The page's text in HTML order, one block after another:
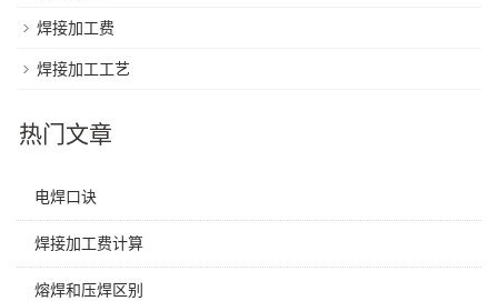
焊接加工费
焊接加工工艺
热门文章
电焊口诀
焊接加工费计算
熔焊和压焊区别